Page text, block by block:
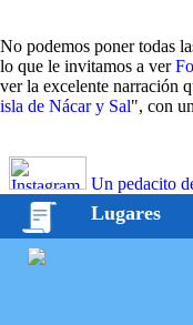
No podemos poner todas
lo que le invitamos a ver
ver la excelente narración
isla de Nácar y Sal", con
Un pedacito
Lugares